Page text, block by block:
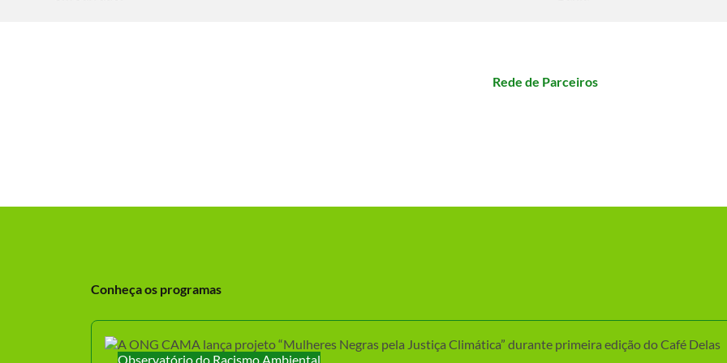
Rede de Parceiros
Conheça os programas
Observatório do Racismo Ambiental